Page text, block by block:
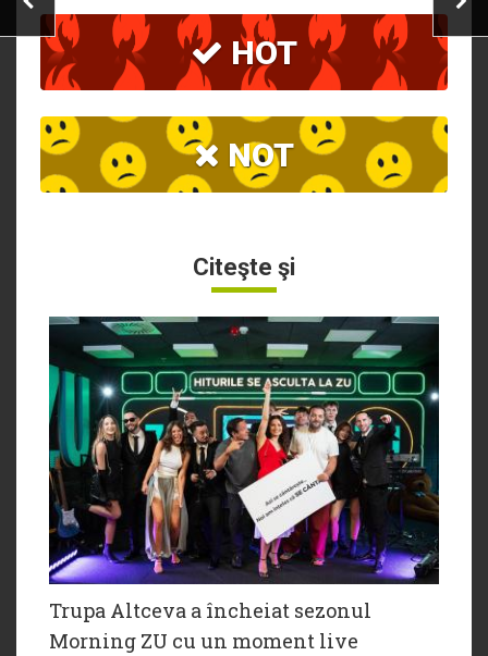
HOT
NOT
Citeşte şi
Trupa Altceva a încheiat sezonul
Morning ZU cu un moment live